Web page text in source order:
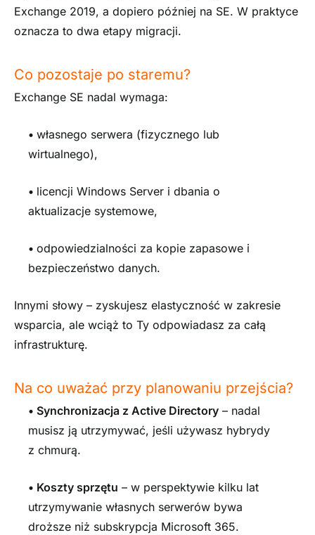
Exchange 2019, a dopiero później na SE. W praktyce
oznacza to dwa etapy migracji.
Co pozostaje po staremu?
Exchange SE nadal wymaga:
• własnego serwera (fizycznego lub
wirtualnego),
• licencji Windows Server i dbania o
aktualizacje systemowe,
• odpowiedzialności za kopie zapasowe i
bezpieczeństwo danych.
Innymi słowy – zyskujesz elastyczność w zakresie
wsparcia, ale wciąż to Ty odpowiadasz za całą
infrastrukturę.
Na co uważać przy planowaniu przejścia?
• Synchronizacja z Active Directory – nadal
musisz ją utrzymywać, jeśli używasz hybrydy
z chmurą.
• Koszty sprzętu – w perspektywie kilku lat
utrzymywanie własnych serwerów bywa
droższe niż subskrypcja Microsoft 365.